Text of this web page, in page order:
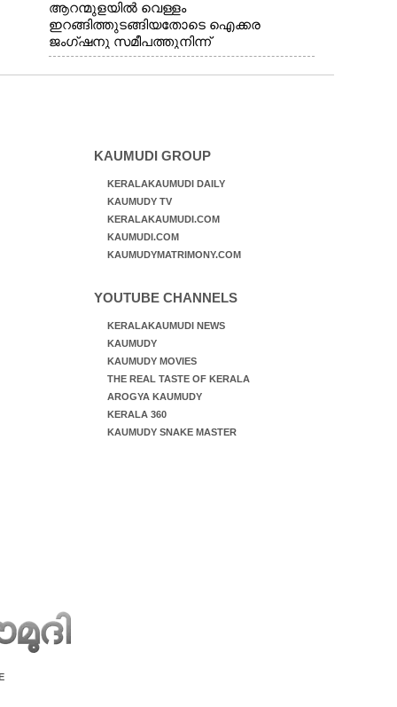
ആറന്മുളയിൽ വെള്ളം
ഇറങ്ങിത്തുടങ്ങിയതോടെ ഐക്കര
ജംഗ്ഷനു സമീപത്തുനിന്ന്
രക്ഷാപ്രവർത്തനത്തിന് കൊല്ലത്ത് നിന്ന്
എത്തിയ ബോട്ടുകൾ
KAUMUDI GROUP
KERALAKAUMUDI DAILY
KAUMUDY TV
KERALAKAUMUDI.COM
KAUMUDI.COM
KAUMUDYMATRIMONY.COM
YOUTUBE CHANNELS
KERALAKAUMUDI NEWS
KAUMUDY
KAUMUDY MOVIES
THE REAL TASTE OF KERALA
AROGYA KAUMUDY
KERALA 360
KAUMUDY SNAKE MASTER